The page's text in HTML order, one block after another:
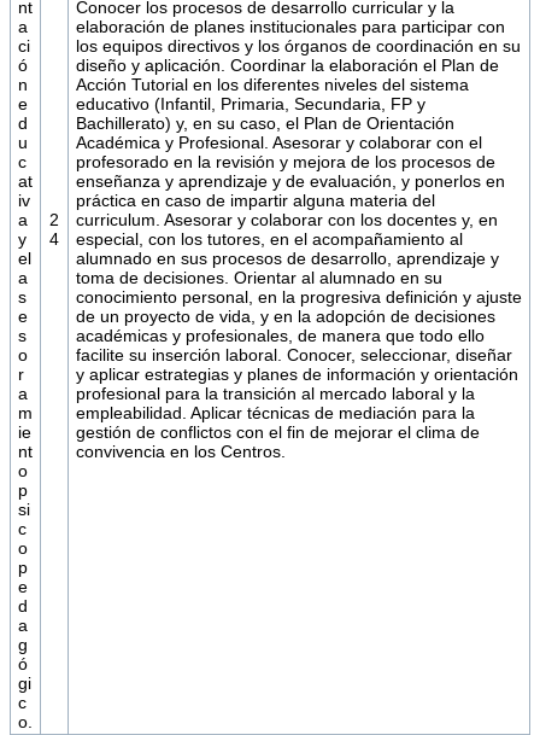
nt
a
ci
ó
n
e
d
u
c
at
iv
a
y
el
a
s
e
s
o
r
a
m
ie
nt
o
p
si
c
o
p
e
d
a
g
ó
gi
c
o.
2
4
Conocer los procesos de desarrollo curricular y la
elaboración de planes institucionales para participar con
los equipos directivos y los órganos de coordinación en su
diseño y aplicación. Coordinar la elaboración el Plan de
Acción Tutorial en los diferentes niveles del sistema
educativo (Infantil, Primaria, Secundaria, FP y
Bachillerato) y, en su caso, el Plan de Orientación
Académica y Profesional. Asesorar y colaborar con el
profesorado en la revisión y mejora de los procesos de
enseñanza y aprendizaje y de evaluación, y ponerlos en
práctica en caso de impartir alguna materia del
curriculum. Asesorar y colaborar con los docentes y, en
especial, con los tutores, en el acompañamiento al
alumnado en sus procesos de desarrollo, aprendizaje y
toma de decisiones. Orientar al alumnado en su
conocimiento personal, en la progresiva definición y ajuste
de un proyecto de vida, y en la adopción de decisiones
académicas y profesionales, de manera que todo ello
facilite su inserción laboral. Conocer, seleccionar, diseñar
y aplicar estrategias y planes de información y orientación
profesional para la transición al mercado laboral y la
empleabilidad. Aplicar técnicas de mediación para la
gestión de conflictos con el fin de mejorar el clima de
convivencia en los Centros.